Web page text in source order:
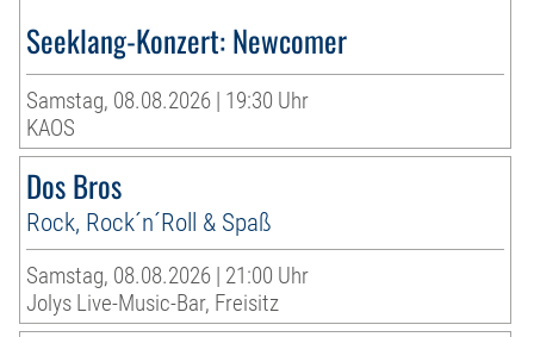
Seeklang-Konzert: Newcomer
Samstag, 08.08.2026 | 19:30 Uhr
KAOS
Dos Bros
Rock, Rock´n´Roll & Spaß
Samstag, 08.08.2026 | 21:00 Uhr
Jolys Live-Music-Bar, Freisitz